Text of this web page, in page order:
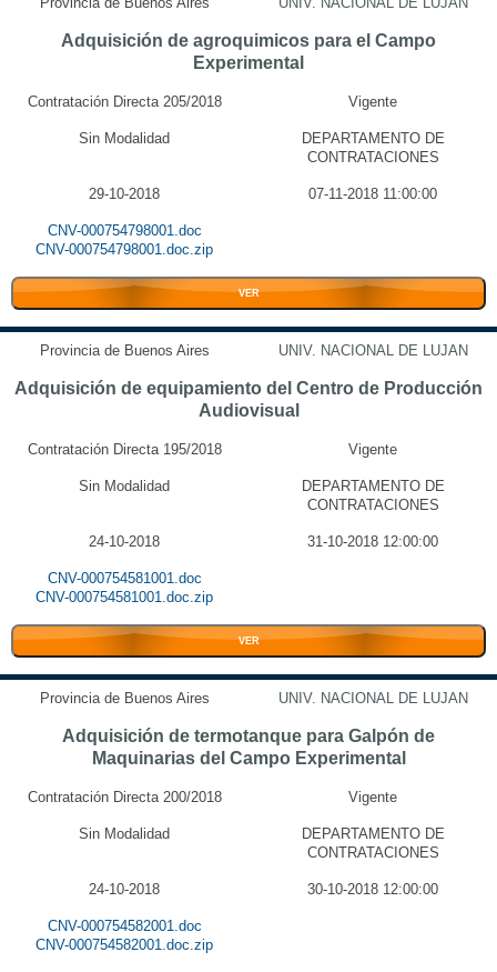
Adquisición de agroquimicos para el Campo
Experimental
Contratación Directa 205/2018 Vigente
Sin Modalidad
DEPARTAMENTO DE
CONTRATACIONES
29-10-2018 07-11-2018 11:00:00
CNV-000754798001.doc
CNV-000754798001.doc.zip
VER
Provincia de Buenos Aires UNIV. NACIONAL DE LUJAN
Adquisición de equipamiento del Centro de Producción
Audiovisual
Contratación Directa 195/2018 Vigente
Sin Modalidad
DEPARTAMENTO DE
CONTRATACIONES
24-10-2018 31-10-2018 12:00:00
CNV-000754581001.doc
CNV-000754581001.doc.zip
VER
Provincia de Buenos Aires UNIV. NACIONAL DE LUJAN
Adquisición de termotanque para Galpón de
Maquinarias del Campo Experimental
Contratación Directa 200/2018 Vigente
Sin Modalidad
DEPARTAMENTO DE
CONTRATACIONES
24-10-2018 30-10-2018 12:00:00
CNV-000754582001.doc
CNV-000754582001.doc.zip